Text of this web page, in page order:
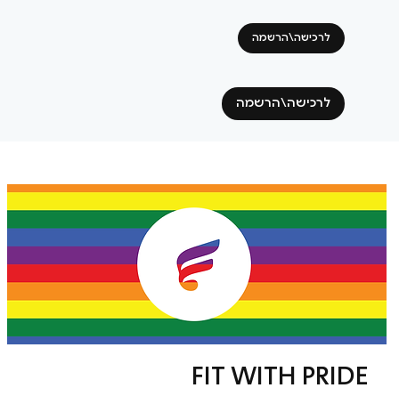
לרכישה\הרשמה
לרכישה\הרשמה
FIT WITH PRIDE